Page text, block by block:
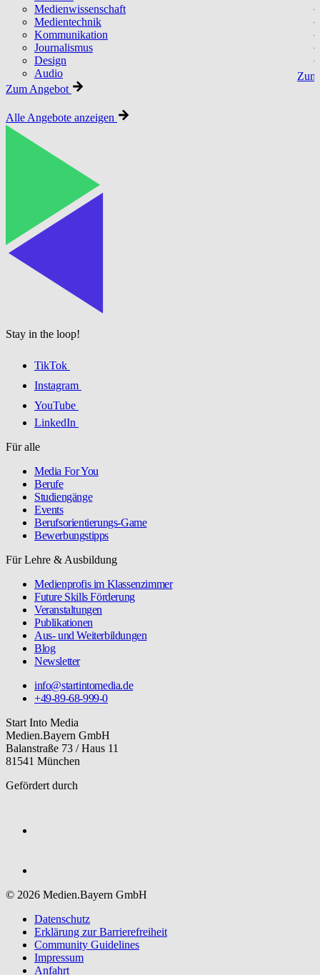
Medienwissenschaft
Medientechnik
Kommunikation
Journalismus
Design
Audio
Zum Angebot
Alle Angebote anzeigen
Stay in the loop!
TikTok
Instagram
YouTube
LinkedIn
Für alle
Media For You
Berufe
Studiengänge
Events
Berufsorientierungs-Game
Bewerbungstipps
Für Lehre & Ausbildung
Medienprofis im Klassenzimmer
Future Skills Förderung
Veranstaltungen
Publikationen
Aus- und Weiterbildungen
Blog
Newsletter
info@startintomedia.de
+49-89-68-999-0
Start Into Media
Medien.Bayern GmbH
Balanstraße 73 / Haus 11
81541 München
Gefördert durch
© 2026 Medien.Bayern GmbH
Datenschutz
Erklärung zur Barriere­freiheit
Community Guidelines
Impressum
Anfahrt